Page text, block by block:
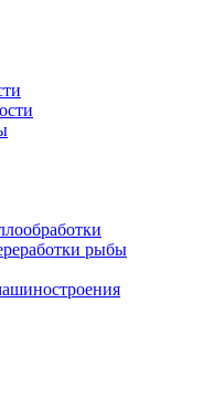
рыбы